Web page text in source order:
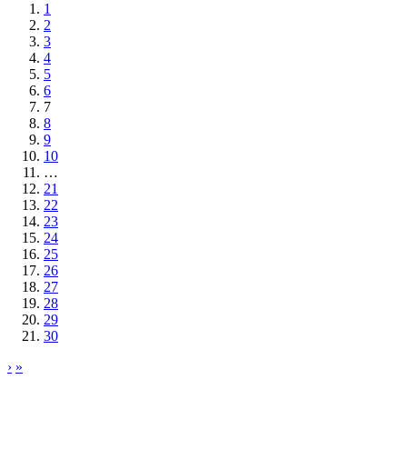
1
2
3
4
5
6
7
8
9
10
…
21
22
23
24
25
26
27
28
29
30
› »